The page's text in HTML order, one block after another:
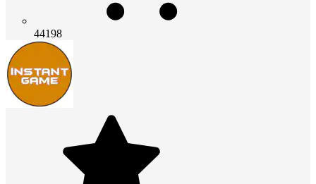
44198